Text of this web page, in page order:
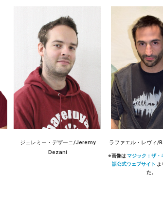
ジェレミー・デザーニ/Jeremy
Dezani
ラファエル・レヴィ/
マジック：ザ・
語公式ウェブサイト